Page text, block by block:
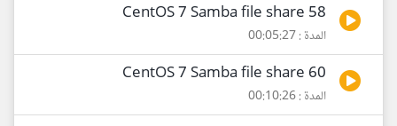
58 CentOS 7 Samba file share
المدة : 00:05:27
60 CentOS 7 Samba file share
المدة : 00:10:26